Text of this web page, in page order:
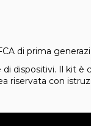
di prima
dispositivi. Il kit
riservata con